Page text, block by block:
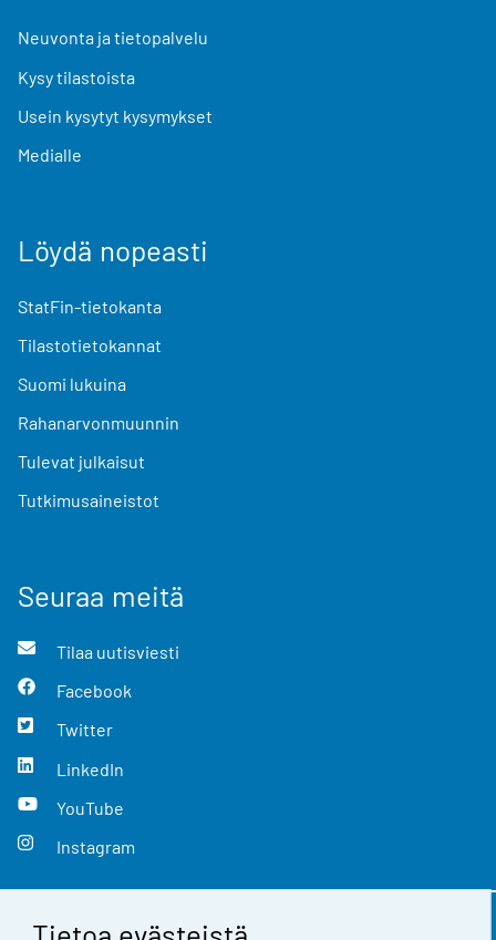
Neuvonta ja tietopalvelu
Kysy tilastoista
Usein kysytyt kysymykset
Medialle
Löydä nopeasti
StatFin-tietokanta
Tilastotietokannat
Suomi lukuina
Rahanarvonmuunnin
Tulevat julkaisut
Tutkimusaineistot
Seuraa meitä
Tilaa uutisviesti
Facebook
Twitter
LinkedIn
YouTube
Instagram